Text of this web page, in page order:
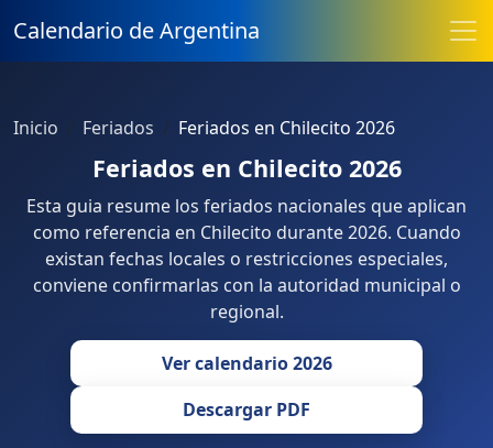
Calendario de Argentina
Inicio Feriados Feriados en Chilecito 2026
Feriados en Chilecito 2026
Esta guia resume los feriados nacionales que aplican
como referencia en Chilecito durante 2026. Cuando
existan fechas locales o restricciones especiales,
conviene confirmarlas con la autoridad municipal o
regional.
Ver calendario 2026
Descargar PDF